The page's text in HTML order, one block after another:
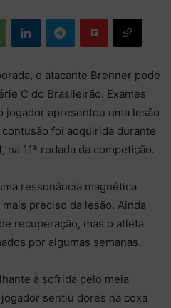
o atacante Brenner pode
C do Brasileirão. Exames
jogador apresentou uma lesão
foi adquirida durante
, na 11ª rodada da competição.
ressonância magnética
preciso da lesão. Ainda
recuperação, mas o atleta
por algumas semanas.
à sofrida pelo meia
sentiu dores na coxa